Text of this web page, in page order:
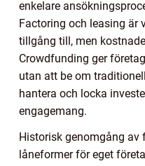
enkelare
Factoring och leasing är
tillgång till, men
Crowdfunding ger
utan att be om
hantera och locka
engagemang.
Historisk genomgång av
låneformer för eget